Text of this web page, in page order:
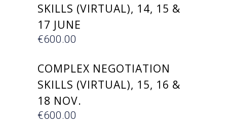
SKILLS (VIRTUAL), 14, 15 &
17 JUNE
€600.00ΕΓΓΡΑΦΗ
COMPLEX NEGOTIATION
SKILLS (VIRTUAL), 15, 16 &
18 NOV.
€600.00ΕΓΓΡΑΦΗ